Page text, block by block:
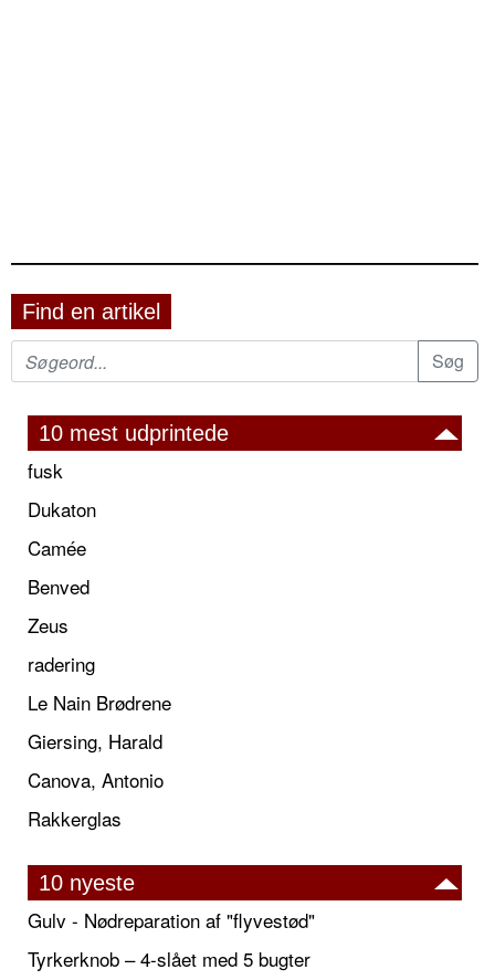
Find en artikel
10 mest udprintede
fusk
Dukaton
Camée
Benved
Zeus
radering
Le Nain Brødrene
Giersing, Harald
Canova, Antonio
Rakkerglas
10 nyeste
Gulv - Nødreparation af "flyvestød"
Tyrkerknob – 4-slået med 5 bugter